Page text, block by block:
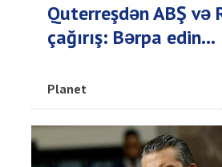
Quterreşdən ABŞ və
çağırış: Bərpa edin...
Planet